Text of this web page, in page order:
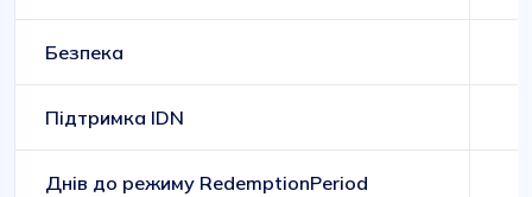
Безпека
Підтримка IDN
Днів до режиму RedemptionPeriod